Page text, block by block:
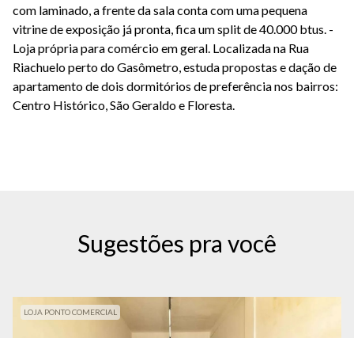
com laminado, a frente da sala conta com uma pequena
vitrine de exposição já pronta, fica um split de 40.000 btus. -
Loja própria para comércio em geral. Localizada na Rua
Riachuelo perto do Gasômetro, estuda propostas e dação de
apartamento de dois dormitórios de preferência nos bairros:
Centro Histórico, São Geraldo e Floresta.
Sugestões pra você
LOJA PONTO COMERCIAL